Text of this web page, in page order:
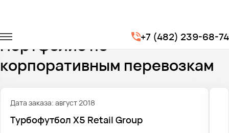
+7 (482) 239-68-74
Корпоративные перевозки
Портфолио по
корпоративным перевозкам
Дата заказа: август 2018
Турбофутбол X5 Retail Group